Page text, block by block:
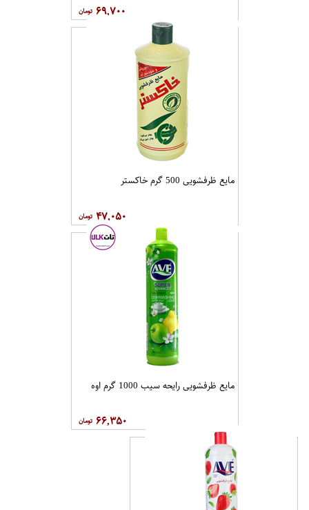
۶۹,۷۰۰
مایع ظرفشویی 500 گرم خاکستر
۴۷,۰۵۰
مایع ظرفشویی رایحه سیب 1000 گرم اوه
۶۶,۳۵۰